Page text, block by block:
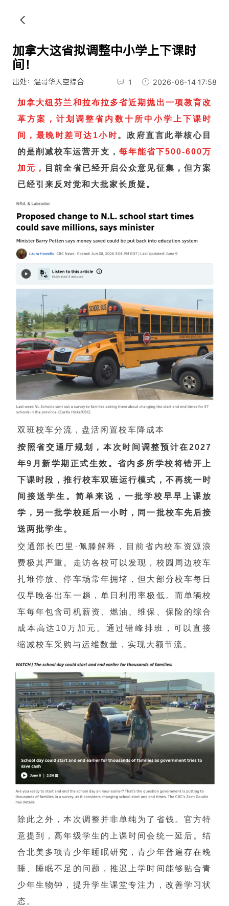
加拿大这省拟调整中小学上下课时
间！
出处：温哥华天空综合 1 2026-06-14 17:58
加拿大纽芬兰和拉布拉多省近期抛出一项教育改
革方案，计划调整省内数十所中小学上下课时
间，最晚时差可达1小时。政府直言此举核心目
的是削减校车运营开支， 每年能省下500-600万
加元，
目前全省已经开启公众意见征集，但方案
已经引来反对党和大批家长质疑。
双班校车分流，盘活闲置校车降成本
按照省交通厅规划，本次时间调整预计在2027
年9月新学期正式生效。省内多所学校将错开上
下课时段，推行校车双班运行模式，不再统一时
间接送学生。简单来说，一批学校早早上课放
学，另一批学校延后一小时，同一批校车先后接
送两批学生。
交通部长巴里·佩滕解释，目前省内校车资源浪
费极其严重。走访各校可以发现，校园周边校车
扎堆停放、停车场常年拥堵，但大部分校车每日
仅早晚各出车一趟，单日利用率极低。而单辆校
车每年包含司机薪资、燃油、维保、保险的综合
成本高达10万加元。通过错峰排班，可以直接
缩减校车采购与运维数量，实现大额节流。
除此之外，本次调整并非单纯为了省钱。官方特
意提到，高年级学生的上课时间会统一延后。结
合北美多项青少年睡眠研究，青少年普遍存在晚
睡、睡眠不足的问题，推迟上学时间能够贴合青
少年生物钟，提升学生课堂专注力，改善学习状
态。